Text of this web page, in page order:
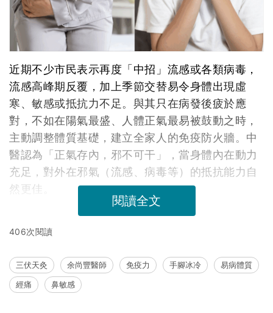
近期不少市民表示再度「中招」流感或各類病毒，
流感高峰期反覆，加上季節交替易令身體出現虛
寒、敏感或抵抗力不足。與其只在病發後疲於應
對，不如在陽氣最盛、人體正氣最易被鼓動之時，
主動調整體質基礎，建立全家人的免疫防火牆。中
醫認為「正氣存內，邪不可干」，當身體內在動力
充足，對外在邪氣（流感、病毒等）的抵抗能力自
然更佳。
閱讀全文
406次閱讀
三伏天灸 余尚豐醫師 免疫力 手腳冰冷
易病體質
經痛
鼻敏感